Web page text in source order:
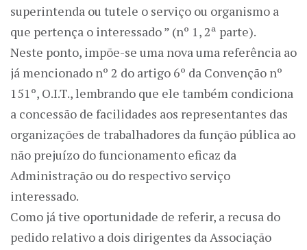
superintenda ou tutele o serviço ou organismo a
que pertença o interessado ” (nº 1, 2ª parte).
Neste ponto, impõe-se uma nova uma referência ao
já mencionado nº 2 do artigo 6º da Convenção nº
151º, O.I.T., lembrando que ele também condiciona
a concessão de facilidades aos representantes das
organizações de trabalhadores da função pública ao
não prejuízo do funcionamento eficaz da
Administração ou do respectivo serviço
interessado.
Como já tive oportunidade de referir, a recusa do
pedido relativo a dois dirigentes da Associação